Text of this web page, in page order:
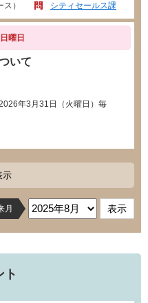
） シティセールス課
日曜日
いて
年3月31日（火曜日）毎
示
月
ト